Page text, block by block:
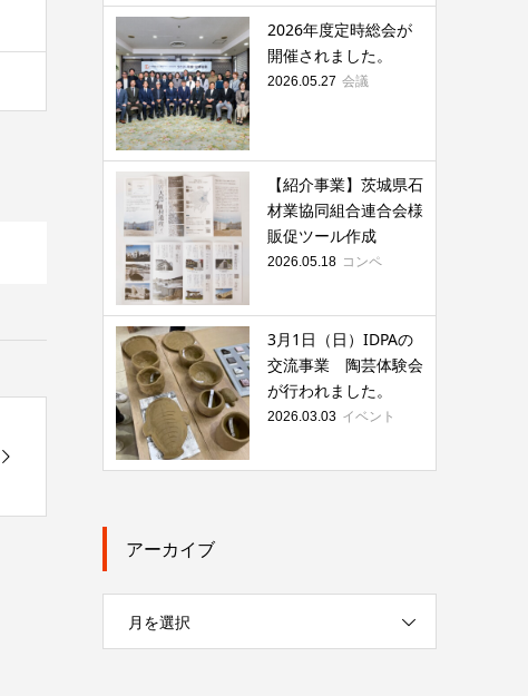
2026年度定時総会が
開催されました。
2026.05.27 会議
【紹介事業】茨城県石
材業協同組合連合会様
販促ツール作成
2026.05.18 コンペ
3月1日（日）IDPAの
交流事業 陶芸体験会
が行われました。
2026.03.03 イベント
アーカイブ
月を選択